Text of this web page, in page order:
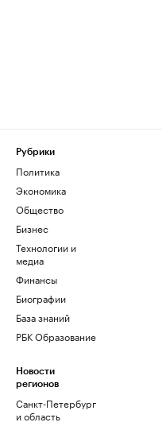
Рубрики
Политика
Экономика
Общество
Бизнес
Технологии и
медиа
Финансы
Биографии
База знаний
РБК Образование
Новости
регионов
Санкт-Петербург
и область